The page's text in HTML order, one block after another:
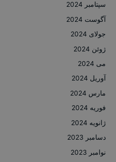
سپتامبر 2024
آگوست 2024
جولای 2024
ژوئن 2024
می 2024
آوریل 2024
مارس 2024
فوریه 2024
ژانویه 2024
دسامبر 2023
نوامبر 2023